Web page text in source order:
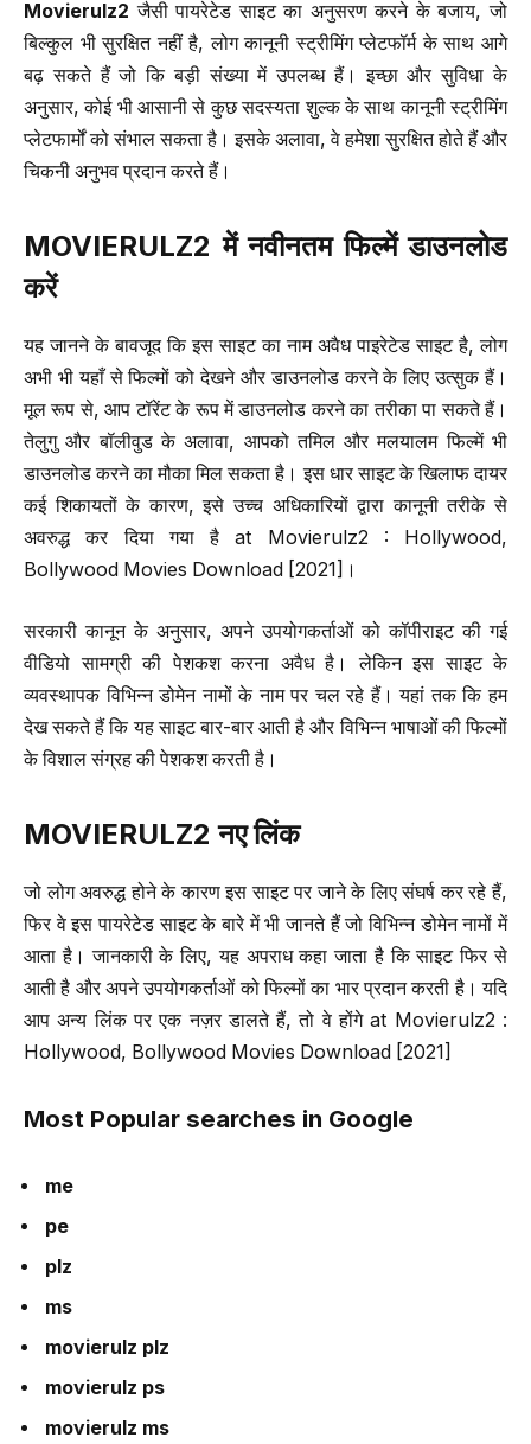
Movierulz2 जैसी पायरेटेड साइट का अनुसरण करने के बजाय, जो
बिल्कुल भी सुरक्षित नहीं है, लोग कानूनी स्ट्रीमिंग प्लेटफॉर्म के साथ आगे
बढ़ सकते हैं जो कि बड़ी संख्या में उपलब्ध हैं। इच्छा और सुविधा के
अनुसार, कोई भी आसानी से कुछ सदस्यता शुल्क के साथ कानूनी स्ट्रीमिंग
प्लेटफार्मों को संभाल सकता है। इसके अलावा, वे हमेशा सुरक्षित होते हैं और
चिकनी अनुभव प्रदान करते हैं।
MOVIERULZ2में नवीनतम फिल्में डाउनलोड
करें
यह जानने के बावजूद कि इस साइट का नाम अवैध पाइरेटेड साइट है, लोग
अभी भी यहाँ से फिल्मों को देखने और डाउनलोड करने के लिए उत्सुक हैं।
मूल रूप से, आप टॉरेंट के रूप में डाउनलोड करने का तरीका पा सकते हैं।
तेलुगु और बॉलीवुड के अलावा, आपको तमिल और मलयालम फिल्में भी
डाउनलोड करने का मौका मिल सकता है। इस धार साइट के खिलाफ दायर
कई शिकायतों के कारण, इसे उच्च अधिकारियों द्वारा कानूनी तरीके से
अवरुद्ध कर दिया गया है at Movierulz2 : Hollywood,
Bollywood Movies Download [2021]।
सरकारी कानून के अनुसार, अपने उपयोगकर्ताओं को कॉपीराइट की गई
वीडियो सामग्री की पेशकश करना अवैध है। लेकिन इस साइट के
व्यवस्थापक विभिन्न डोमेन नामों के नाम पर चल रहे हैं। यहां तक ​​कि हम
देख सकते हैं कि यह साइट बार-बार आती है और विभिन्न भाषाओं की फिल्मों
के विशाल संग्रह की पेशकश करती है।
MOVIERULZ2नए लिंक
जो लोग अवरुद्ध होने के कारण इस साइट पर जाने के लिए संघर्ष कर रहे हैं,
फिर वे इस पायरेटेड साइट के बारे में भी जानते हैं जो विभिन्न डोमेन नामों में
आता है। जानकारी के लिए, यह अपराध कहा जाता है कि साइट फिर से
आती है और अपने उपयोगकर्ताओं को फिल्मों का भार प्रदान करती है। यदि
आप अन्य लिंक पर एक नज़र डालते हैं, तो वे होंगे at Movierulz2 :
Hollywood, Bollywood Movies Download [2021]
Most Popular searches in Google
me
pe
plz
ms
movierulz plz
movierulz ps
movierulz ms